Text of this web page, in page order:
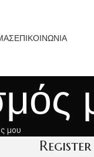
ΕΠΙΚΟΙΝΩΝΙΑ
μου
Register